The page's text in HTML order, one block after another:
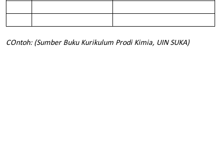
COntoh: (Sumber Buku Kurikulum Prodi Kimia, UIN SUKA)